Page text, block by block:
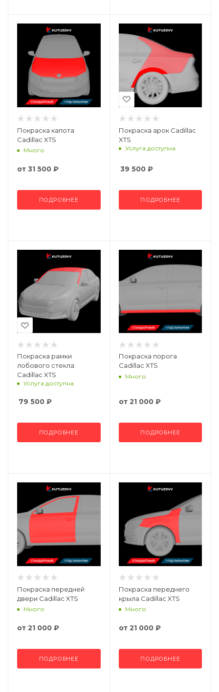
Покраска капота
Cadillac XTS
Много
от 31 500 ₽
ПОДРОБНЕЕ
Покраска арок Cadillac
XTS
Услуга доступна
39 500₽
ПОДРОБНЕЕ
Покраска рамки
лобового стекла
Cadillac XTS
Услуга доступна
79 500 ₽
ПОДРОБНЕЕ
Покраска порога
Cadillac XTS
Много
от 21 000 ₽
ПОДРОБНЕЕ
Покраска передней
двери Cadillac XTS
Много
от 21 000 ₽
ПОДРОБНЕЕ
Покраска переднего
крыла Cadillac XTS
Много
от 21 000 ₽
ПОДРОБНЕЕ